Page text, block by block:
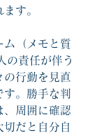
す。
ム（メモと質
の責任が伴う
の行動を見直
す。勝手な判
、周囲に確認
切だと自分自